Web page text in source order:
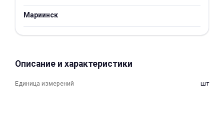
Мариинск
Описание и характеристики
Единица измерений шт
plait.ru